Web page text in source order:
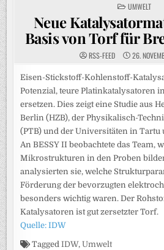
POSTED
IN
UMWELT
Neue
Basis von Torf für
RSS-FEED 26.
Eisen-Stickstoff-Kohlenstoff-
Potenzial, teure Platinkatalysatoren
ersetzen. Dies zeigt eine Studie aus
Berlin (HZB), der Physikalisch-
(PTB) und der Universitäten in Tartu
An BESSY II beobachtete das Team,
Mikrostrukturen in den Proben
analysierten sie, welche
Förderung der bevorzugten
besonders wichtig waren. Der
Katalysatoren ist gut zersetzter Torf.
Quelle: IDW
TaggedIDW,Umwelt